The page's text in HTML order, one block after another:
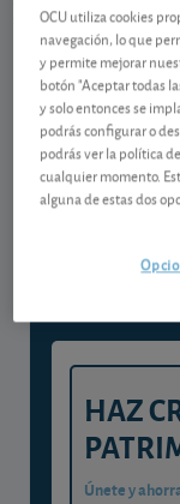
la diversificación.
experta
y
para ti
HAZ
Únete y
OCU utiliza cookies
navegación, lo que
y permite mejorar
botón "Aceptar todas
y solo entonces se
podrás configurar o
podrás ver la política
cualquier momento.
alguna de estas dos